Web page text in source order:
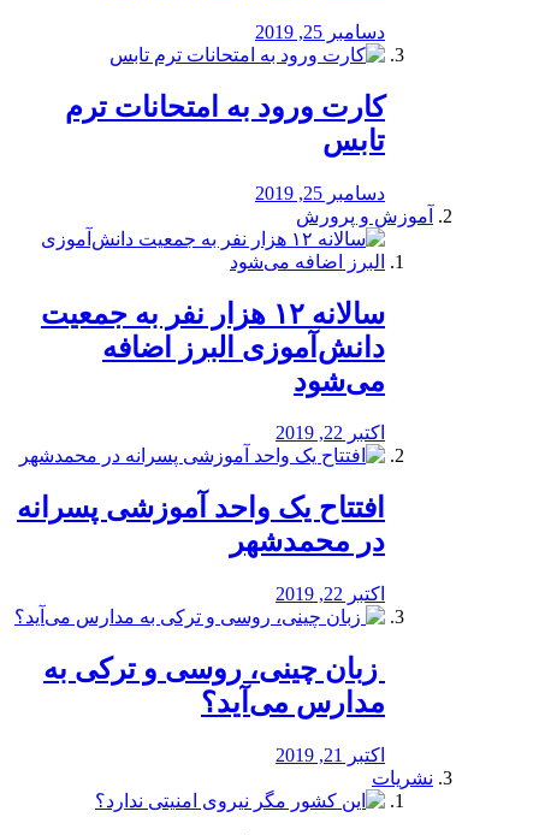
دسامبر 25, 2019
کارت ورود به امتحانات ترم
تابس
دسامبر 25, 2019
آموزش و پرورش
️سالانه ۱۲ هزار نفر به جمعیت
دانش‌آموزی البرز اضافه
می‌شود
اکتبر 22, 2019
افتتاح یک واحد آموزشی پسرانه
در محمدشهر
اکتبر 22, 2019
️ زبان چینی، روسی و ترکی به
مدارس می‌آید؟
اکتبر 21, 2019
نشریات